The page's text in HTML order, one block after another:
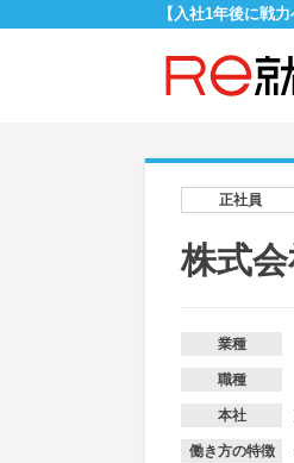
【入社1年後に戦
正社員
株式
業種
職種
本社
働き方の特徴